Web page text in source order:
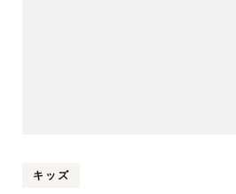
キッズ